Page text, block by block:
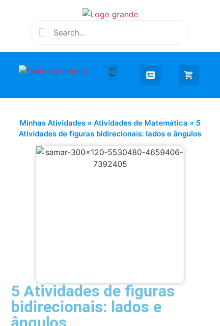
Minhas Atividades » Atividades de Matemática » 5
Atividades de figuras bidirecionais: lados e ângulos
5 Atividades de figuras
bidirecionais: lados e